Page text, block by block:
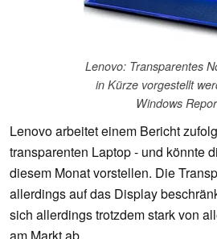
Lenovo: Transparentes
in Kürze vorgestellt
Windows
Lenovo arbeitet einem Bericht
transparenten Laptop - und könnte
diesem Monat vorstellen. Die
allerdings auf das Display
sich allerdings trotzdem stark von